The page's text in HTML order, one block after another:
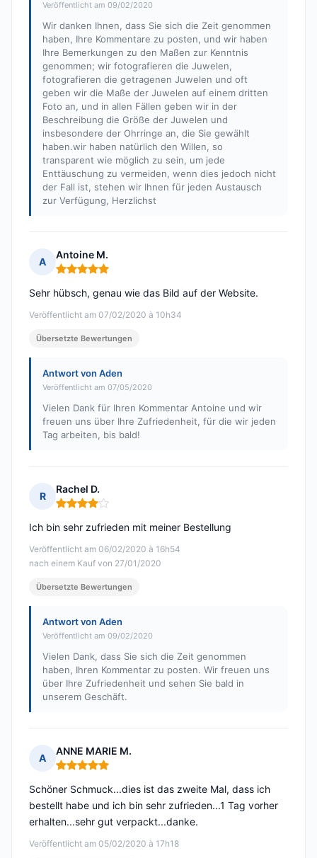
Veröffentlicht am 09/02/2020
Wir danken Ihnen, dass Sie sich die Zeit genommen
haben, Ihre Kommentare zu posten, und wir haben
Ihre Bemerkungen zu den Maßen zur Kenntnis
genommen; wir fotografieren die Juwelen,
fotografieren die getragenen Juwelen und oft
geben wir die Maße der Juwelen auf einem dritten
Foto an, und in allen Fällen geben wir in der
Beschreibung die Größe der Juwelen und
insbesondere der Ohrringe an, die Sie gewählt
haben.wir haben natürlich den Willen, so
transparent wie möglich zu sein, um jede
Enttäuschung zu vermeiden, wenn dies jedoch nicht
der Fall ist, stehen wir Ihnen für jeden Austausch
zur Verfügung, Herzlichst
A
Antoine M.
Hinweis: 5 von 5
Veröffentlicht am 07/02/2020 à 10h34
Sehr hübsch, genau wie das Bild auf der Website.
Übersetzte Bewertungen
Antwort von Aden
Veröffentlicht am 07/05/2020
Vielen Dank für Ihren Kommentar Antoine und wir
freuen uns über Ihre Zufriedenheit, für die wir jeden
Tag arbeiten, bis bald!
R
Rachel D.
Hinweis: 4 von 5
Veröffentlicht am 06/02/2020 à 16h54
nach einem Kauf von 27/01/2020
Ich bin sehr zufrieden mit meiner Bestellung
Übersetzte Bewertungen
Antwort von Aden
Veröffentlicht am 09/02/2020
Vielen Dank, dass Sie sich die Zeit genommen
haben, Ihren Kommentar zu posten. Wir freuen uns
über Ihre Zufriedenheit und sehen Sie bald in
unserem Geschäft.
A
ANNE MARIE M.
Hinweis: 5 von 5
Veröffentlicht am 05/02/2020 à 17h18
Schöner Schmuck...dies ist das zweite Mal, dass ich
bestellt habe und ich bin sehr zufrieden...1 Tag vorher
erhalten...sehr gut verpackt...danke.